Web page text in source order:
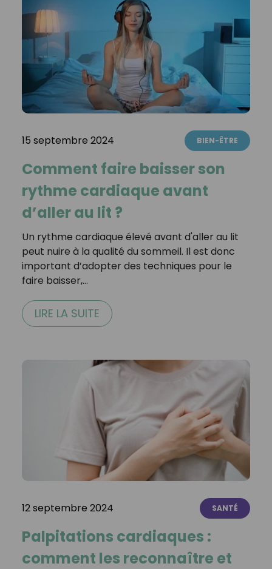
15 septembre 2024 BIEN-ÊTRE
Comment faire baisser son
rythme cardiaque avant
d’aller au lit ?
Un rythme cardiaque élevé avant d'aller au lit
peut nuire à la qualité du sommeil. Il est donc
important d’adopter des techniques pour le
faire baisser,…
LIRE LA SUITE
12 septembre 2024 SANTÉ
Palpitations cardiaques :
comment les reconnaître et